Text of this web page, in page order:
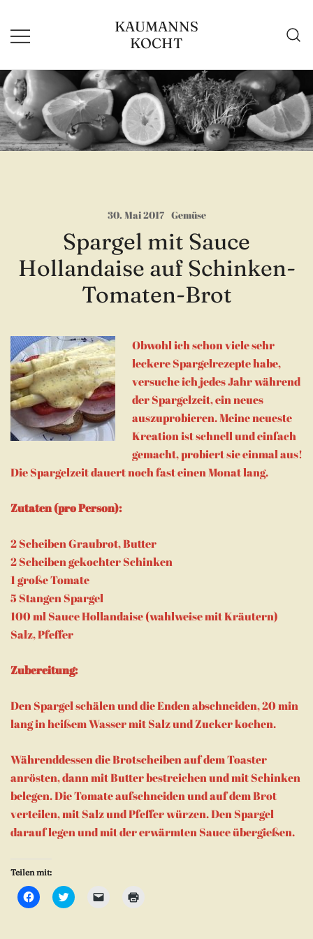
Inhalt
springen
KAUMANNS
KOCHT
30. Mai 2017 Gemüse
Spargel mit Sauce
Hollandaise auf Schinken-
Tomaten-Brot
Obwohl ich schon viele sehr
leckere Spargelrezepte habe,
versuche ich jedes Jahr während
der Spargelzeit, ein neues
auszuprobieren. Meine neueste
Kreation ist schnell und einfach
gemacht, probiert sie einmal aus!
Die Spargelzeit dauert noch fast einen Monat lang.
Zutaten (pro Person):
2 Scheiben Graubrot, Butter
2 Scheiben gekochter Schinken
1 große Tomate
5 Stangen Spargel
100 ml Sauce Hollandaise (wahlweise mit Kräutern)
Salz, Pfeffer
Zubereitung:
Den Spargel schälen und die Enden abschneiden, 20 min
lang in heißem Wasser mit Salz und Zucker kochen.
Währenddessen die Brotscheiben auf dem Toaster
anrösten, dann mit Butter bestreichen und mit Schinken
belegen. Die Tomate aufschneiden und auf dem Brot
verteilen, mit Salz und Pfeffer würzen. Den Spargel
darauf legen und mit der erwärmten Sauce übergießen.
Teilen mit:
Klick,
um
Klick,
um
Klicken,
um
Klicken
zum